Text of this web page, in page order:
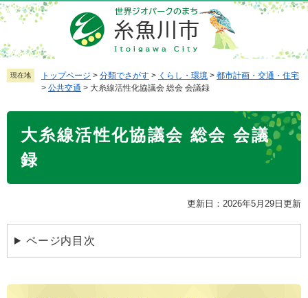
ペ
ー
ジ
の
先
メ
ニ
ュ
ー
を現在地 トップページ > 分類でさがす > くらし・環境 > 都市計画・交通・住宅
> 公共交通 > 大糸線活性化協議会 総会 会議録
大糸線活性化協議会 総会 会議
録
更新日：2026年5月29日更新
ページ内目次